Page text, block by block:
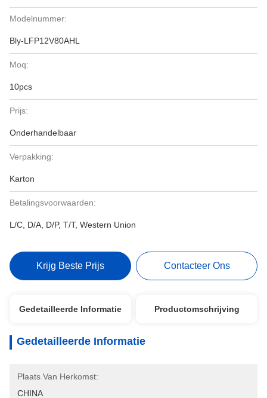
Modelnummer:
Bly-LFP12V80AHL
Moq:
10pcs
Prijs:
Onderhandelbaar
Verpakking:
Karton
Betalingsvoorwaarden:
L/C, D/A, D/P, T/T, Western Union
Krijg Beste Prijs Contacteer Ons
Gedetailleerde Informatie Productomschrijving
Gedetailleerde Informatie
Plaats Van Herkomst:
CHINA